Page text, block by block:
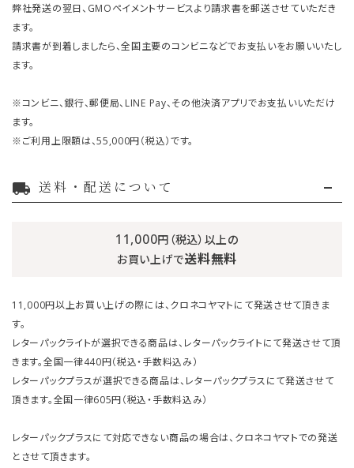
弊社発送の翌日、GMOペイメントサービスより請求書を郵送させていただき
ます。
請求書が到着しましたら、全国主要のコンビニなどでお支払いをお願いいたし
ます。
※コンビニ、銀行、郵便局、LINE Pay、その他決済アプリでお支払いいただけ
ます。
※ご利用上限額は、55,000円（税込）です。
local_shipping 送料・配送について
11,000円（税込）以上の
お買い上げで送料無料
11,000円以上お買い上げの際には、クロネコヤマトにて発送させて頂きま
す。
レターパックライトが選択できる商品は、レターパックライトにて発送させて頂
きます。全国一律440円（税込・手数料込み）
レターパックプラスが選択できる商品は、レターパックプラスにて発送させて
頂きます。全国一律605円（税込・手数料込み）
レターパックプラスにて対応できない商品の場合は、クロネコヤマトでの発送
とさせて頂きます。